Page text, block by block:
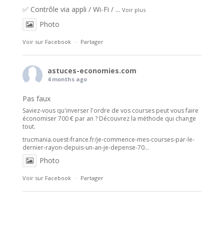
✅ Contrôle via appli / Wi-Fi / ... Voir plus
Photo
Voir sur Facebook · Partager
astuces-economies.com
4 months ago
Pas faux
Saviez-vous qu'inverser l'ordre de vos courses peut vous faire
économiser 700 € par an ? Découvrez la méthode qui change
tout.
trucmania.ouest-france.fr/je-commence-mes-courses-par-le-
dernier-rayon-depuis-un-an-je-depense-70...
Photo
Voir sur Facebook · Partager